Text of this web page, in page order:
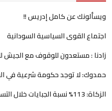
ويسألونك عن كامل إدريس !!
اجتماع القوى السياسية السودانية
زادنا : مستعدون للوقوف مع الجيش
حمدوك: لا توجد حكومة شرعية في
الزكاة: 113% نسبة الجبايات خلال التسعة اشهر الاولى...